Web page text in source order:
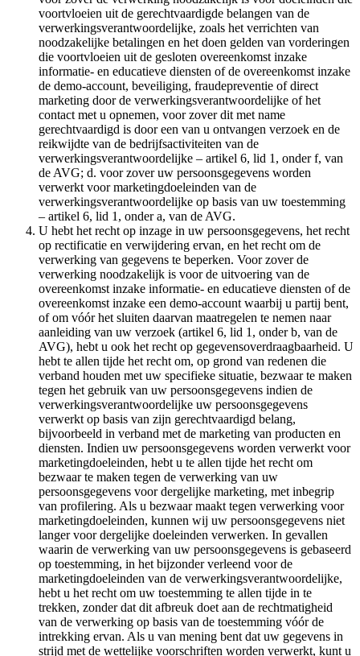
voortvloeien uit de gerechtvaardigde belangen van de
verwerkingsverantwoordelijke, zoals het verrichten van
noodzakelijke betalingen en het doen gelden van vorderingen
die voortvloeien uit de gesloten overeenkomst inzake
informatie- en educatieve diensten of de overeenkomst inzake
de demo-account, beveiliging, fraudepreventie of direct
marketing door de verwerkingsverantwoordelijke of het
contact met u opnemen, voor zover dit met name
gerechtvaardigd is door een van u ontvangen verzoek en de
reikwijdte van de bedrijfsactiviteiten van de
verwerkingsverantwoordelijke – artikel 6, lid 1, onder f, van
de AVG; d. voor zover uw persoonsgegevens worden
verwerkt voor marketingdoeleinden van de
verwerkingsverantwoordelijke op basis van uw toestemming
– artikel 6, lid 1, onder a, van de AVG.
U hebt het recht op inzage in uw persoonsgegevens, het recht
op rectificatie en verwijdering ervan, en het recht om de
verwerking van gegevens te beperken. Voor zover de
verwerking noodzakelijk is voor de uitvoering van de
overeenkomst inzake informatie- en educatieve diensten of de
overeenkomst inzake een demo-account waarbij u partij bent,
of om vóór het sluiten daarvan maatregelen te nemen naar
aanleiding van uw verzoek (artikel 6, lid 1, onder b, van de
AVG), hebt u ook het recht op gegevensoverdraagbaarheid. U
hebt te allen tijde het recht om, op grond van redenen die
verband houden met uw specifieke situatie, bezwaar te maken
tegen het gebruik van uw persoonsgegevens indien de
verwerkingsverantwoordelijke uw persoonsgegevens
verwerkt op basis van zijn gerechtvaardigd belang,
bijvoorbeeld in verband met de marketing van producten en
diensten. Indien uw persoonsgegevens worden verwerkt voor
marketingdoeleinden, hebt u te allen tijde het recht om
bezwaar te maken tegen de verwerking van uw
persoonsgegevens voor dergelijke marketing, met inbegrip
van profilering. Als u bezwaar maakt tegen verwerking voor
marketingdoeleinden, kunnen wij uw persoonsgegevens niet
langer voor dergelijke doeleinden verwerken. In gevallen
waarin de verwerking van uw persoonsgegevens is gebaseerd
op toestemming, in het bijzonder verleend voor de
marketingdoeleinden van de verwerkingsverantwoordelijke,
hebt u het recht om uw toestemming te allen tijde in te
trekken, zonder dat dit afbreuk doet aan de rechtmatigheid
van de verwerking op basis van de toestemming vóór de
intrekking ervan. Als u van mening bent dat uw gegevens in
strijd met de wettelijke voorschriften worden verwerkt, kunt u